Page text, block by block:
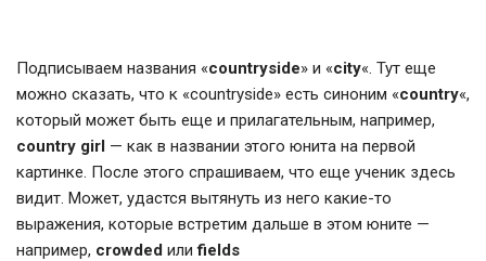
Подписываем названия «countryside» и «city«. Тут еще
можно сказать, что к «countryside» есть синоним «country«,
который может быть еще и прилагательным, например,
country girl — как в названии этого юнита на первой
картинке. После этого спрашиваем, что еще ученик здесь
видит. Может, удастся вытянуть из него какие-то
выражения, которые встретим дальше в этом юните —
например, crowded илиfields